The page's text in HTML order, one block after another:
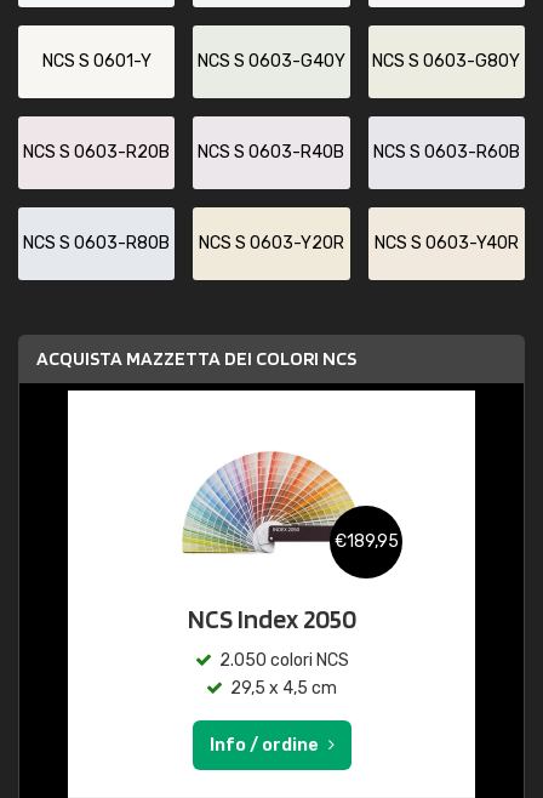
NCS S 0601-Y NCS S 0603-G40Y NCS S 0603-G80Y
NCS S 0603-R20B NCS S 0603-R40B NCS S 0603-R60B
NCS S 0603-R80B NCS S 0603-Y20R NCS S 0603-Y40R
ACQUISTA MAZZETTA DEI COLORI NCS
€189,95
NCS Index 2050
2.050 colori NCS
29,5 x 4,5 cm
Info / ordine